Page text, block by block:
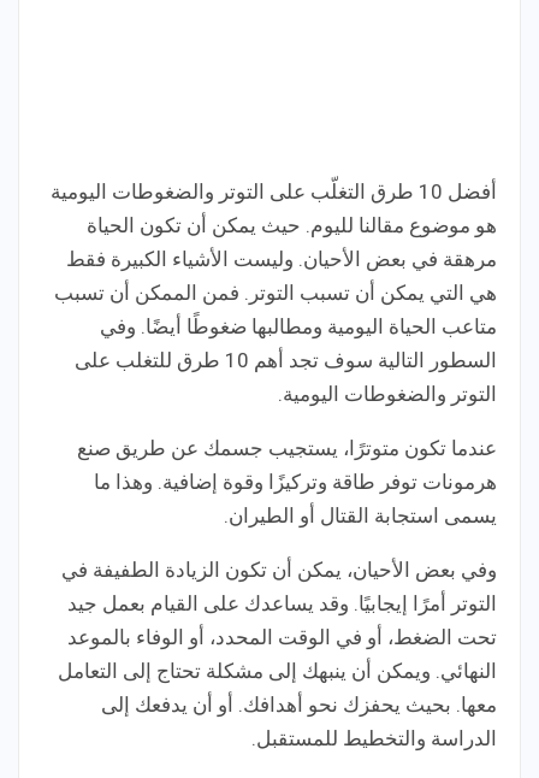
أفضل 10 طرق التغلّب على التوتر والضغوطات اليومية
هو موضوع مقالنا لليوم. حيث يمكن أن تكون الحياة
مرهقة في بعض الأحيان. وليست الأشياء الكبيرة فقط
هي التي يمكن أن تسبب التوتر. فمن الممكن أن تسبب
متاعب الحياة اليومية ومطالبها ضغوطًا أيضًا. وفي
السطور التالية سوف تجد أهم 10 طرق للتغلب على
التوتر والضغوطات اليومية.
عندما تكون متوترًا، يستجيب جسمك عن طريق صنع
هرمونات توفر طاقة وتركيزًا وقوة إضافية. وهذا ما
يسمى استجابة القتال أو الطيران.
وفي بعض الأحيان، يمكن أن تكون الزيادة الطفيفة في
التوتر أمرًا إيجابيًا. وقد يساعدك على القيام بعمل جيد
تحت الضغط، أو في الوقت المحدد، أو الوفاء بالموعد
النهائي. ويمكن أن ينبهك إلى مشكلة تحتاج إلى التعامل
معها. بحيث يحفزك نحو أهدافك. أو أن يدفعك إلى
الدراسة والتخطيط للمستقبل.